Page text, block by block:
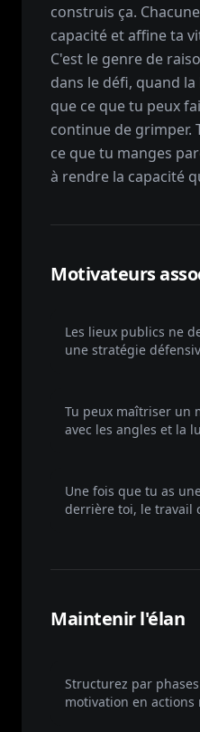
construis ça.
capacité et affine ta
C'est le genre de
dans le défi, quand
que ce que tu peux
continue de grimper.
ce que tu manges
à rendre la capacité
Motivateurs
Les lieux publics ne
une stratégie
Tu peux maîtriser un
avec les angles et la
honnête.
Une fois que tu as
derrière toi, le travail
Maintenir l'élan
Structurez par
motivation en actions